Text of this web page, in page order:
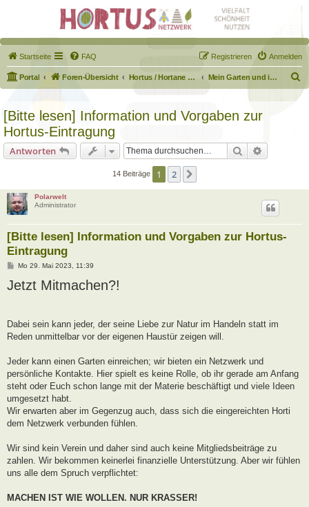
Startseite FAQ Anmelden
Registrieren
Portal Foren-Übersicht Hortus / Hortane Habitate / Garten auf dem Weg Mein Garten und ich!
u
[Bitte lesen] Information und Vorgaben zur
Hortus-Eintragung
Antworten Suche
14 Beiträge 1 2
Polarwelt
Administrator
[Bitte lesen] Information und Vorgaben zur Hortus-
Eintragung
B
i
t
Mo 29. Mai 2023, 11:39
Jetzt Mitmachen?!
Dabei sein kann jeder, der seine Liebe zur Natur im Handeln statt im
Reden unmittelbar vor der eigenen Haustür zeigen will.
Jeder kann einen Garten einreichen; wir bieten ein Netzwerk und
persönliche Kontakte. Hier spielt es keine Rolle, ob ihr gerade am Anfang
steht oder Euch schon lange mit der Materie beschäftigt und viele Ideen
umgesetzt habt.
Wir erwarten aber im Gegenzug auch, dass sich die eingereichten Horti
dem Netzwerk verbunden fühlen.
Wir sind kein Verein und daher sind auch keine Mitgliedsbeiträge zu
zahlen. Wir bekommen keinerlei finanzielle Unterstützung. Aber wir fühlen
uns alle dem Spruch verpflichtet:
MACHEN IST WIE WOLLEN. NUR KRASSER!